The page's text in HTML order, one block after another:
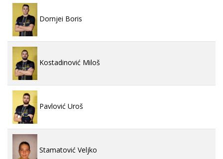
Dornjei Boris
Kostadinović Miloš
Pavlović Uroš
Stamatović Veljko